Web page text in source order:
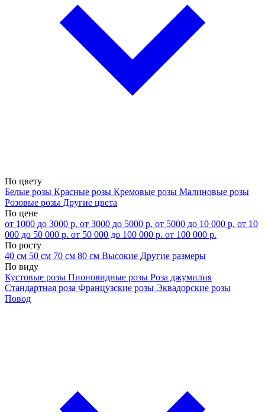
По цвету
Белые розы Красные розы Кремовые розы Малиновые розы
Розовые розы Другие цвета
По цене
от 1000 до 3000 р. от 3000 до 5000 р. от 5000 до 10 000 р. от 10
000 до 50 000 р. от 50 000 до 100 000 р. от 100 000 р.
По росту
40 см 50 см 70 см 80 см Высокие Другие размеры
По виду
Кустовые розы Пионовидные розы Роза джумилия
Стандартная роза Французские розы Эквадорские розы
Повод